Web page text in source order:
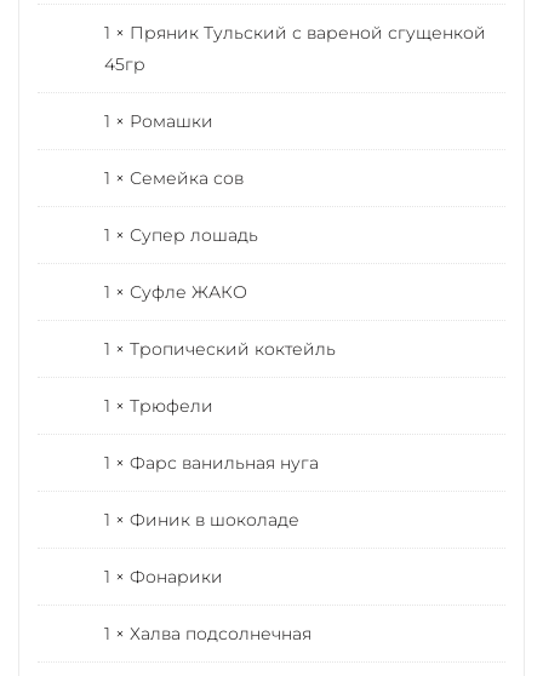
1 × Пряник Тульский с вареной сгущенкой
45гр
1 × Ромашки
1 × Семейка сов
1 × Супер лошадь
1 × Суфле ЖАКО
1 × Тропический коктейль
1 × Трюфели
1 × Фарс ванильная нуга
1 × Финик в шоколаде
1 × Фонарики
1 × Халва подсолнечная